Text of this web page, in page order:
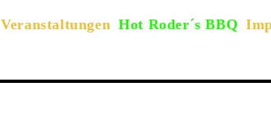
Veranstaltungen Hot Roder´s BBQ